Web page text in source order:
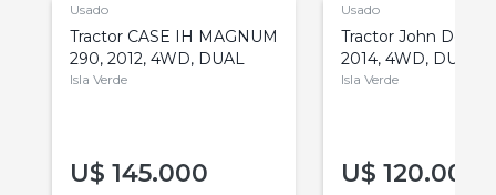
Usado
Tractor CASE IH MAGNUM
290, 2012, 4WD, DUAL
Isla Verde
U$ 145.000
Usado
Tractor John Deere
2014, 4WD, DUAL
Isla Verde
U$ 120.000